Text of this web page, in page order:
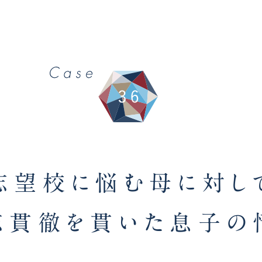
望校に悩む母に対し
貫徹を貫いた息子の